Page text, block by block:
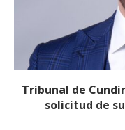
Reducirán
la